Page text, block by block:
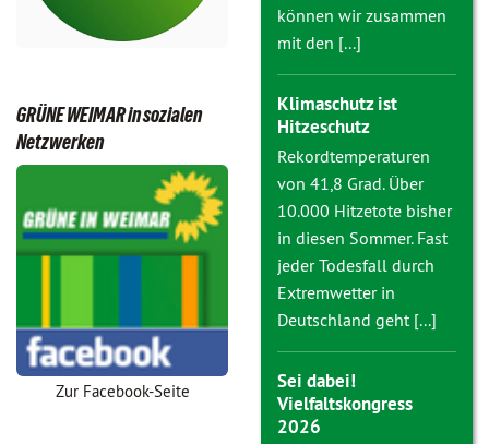
GRÜNE WEIMAR in sozialen
Netzwerken
Zur Facebook-Seite
können wir zusammen
mit den [...]
Klimaschutz ist
Hitzeschutz
Rekordtemperaturen
von 41,8 Grad. Über
10.000 Hitzetote bisher
in diesen Sommer. Fast
jeder Todesfall durch
Extremwetter in
Deutschland geht [...]
Sei dabei!
Vielfaltskongress
2026